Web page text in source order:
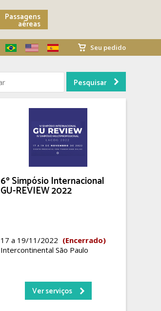
Passagens
aéreas
Seu pedido
6º Simpósio Internacional
GU-REVIEW 2022
17 a 19/11/2022 (Encerrado)
Intercontinental São Paulo
Ver serviços